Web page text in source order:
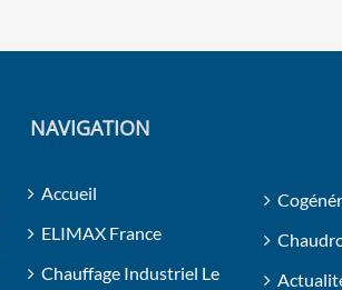
NAVIGATION
Accueil
ELIMAX France
Chauffage Industriel Le